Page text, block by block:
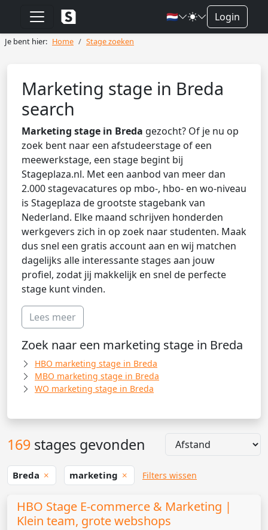
🇳🇱 Login
Je bent hier: Home Stage zoeken
Marketing stage in Breda
search
Marketing stage in Breda gezocht? Of je nu op
zoek bent naar een afstudeerstage of een
meewerkstage, een stage begint bij
Stageplaza.nl. Met een aanbod van meer dan
2.000 stagevacatures op mbo-, hbo- en wo-niveau
is Stageplaza de grootste stagebank van
Nederland. Elke maand schrijven honderden
werkgevers zich in op zoek naar studenten. Maak
dus snel een gratis account aan en wij matchen
dagelijks alle interessante stages aan jouw
profiel, zodat jij makkelijk en snel de perfecte
stage kunt vinden.
Lees meer
Zoek naar een marketing stage in Breda
HBO marketing stage in Breda
MBO marketing stage in Breda
WO marketing stage in Breda
169 stages gevonden
Breda marketing Filters wissen
HBO Stage E-commerce & Marketing |
Klein team, grote webshops